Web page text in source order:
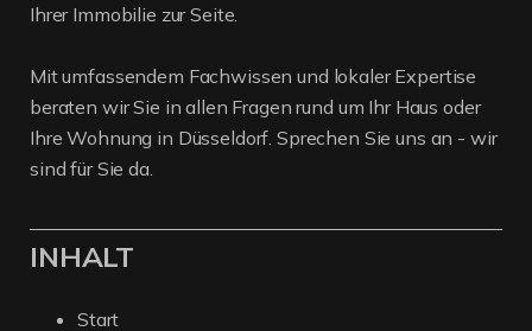
Ihrer Immobilie zur Seite.
Mit umfassendem Fachwissen und lokaler Expertise
beraten wir Sie in allen Fragen rund um Ihr Haus oder
Ihre Wohnung in Düsseldorf. Sprechen Sie uns an - wir
sind für Sie da.
INHALT
Start